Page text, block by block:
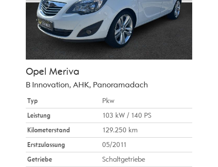
Opel Meriva
B Innovation, AHK, Panoramadach
Typ
Pkw
Leistung
103 kW / 140 PS
Kilometerstand
129.250 km
Erstzulassung
05/2011
Getriebe
Schaltgetriebe